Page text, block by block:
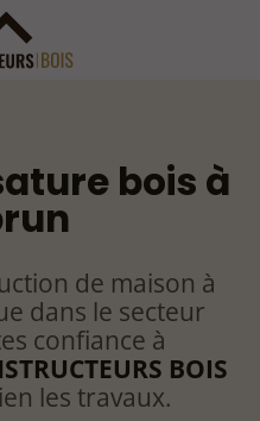
bois à
de maison à
dans le secteur
confiance à
BOIS
les travaux.